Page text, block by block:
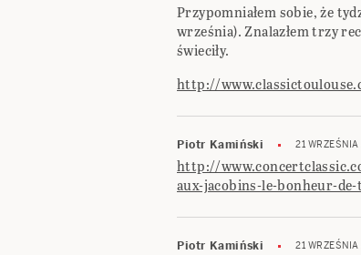
Przypomniałem sobie, że
września). Znalazłem trzy
świeciły.
http://
Piotr Kamiński 21
http://
aux-jacobins-le-bonheur-
Piotr Kamiński 21